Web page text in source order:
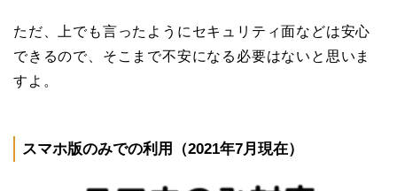
ただ、上でも言ったようにセキュリティ面などは安心
できるので、そこまで不安になる必要はないと思いま
すよ。
スマホ版のみでの利用（2021年7月現在）